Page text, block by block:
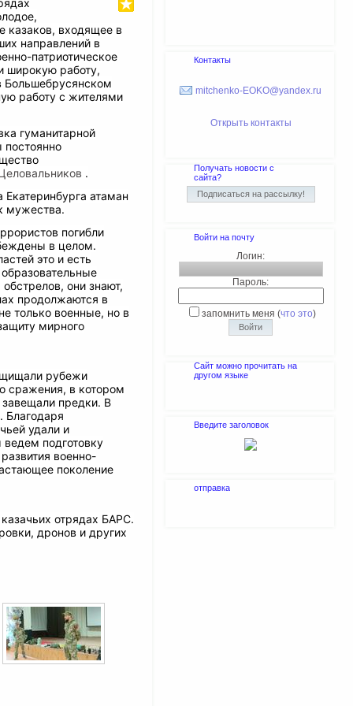
казаков, входящее в
направлений в
патриотическое
широкую работу,
Большебрусянском
работу с жителями
гуманитарной
.
атаман
мужества.
погибли
в целом.
это и есть
они знают,
продолжаются в
только военные, но в
мирного
рубежи
сражения, в котором
предки. В
Благодаря
удали и
подготовку
военно-
поколение
отрядах БАРС.
дронов и других
Контакты
mitchenko-EOKO@yandex.ru
Открыть контакты
Получать новости с
сайта?
Войти на почту
Логин:
Пароль:
запомнить меня (что это)
Сайт можно прочитать на
другом языке
Введите заголовок
отправка